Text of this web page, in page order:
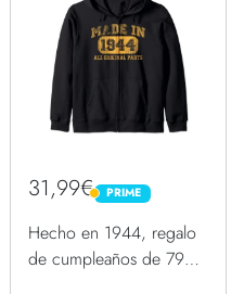
31,99€ PRIME
PRIME
Hecho en 1944, regalo
de cumpleaños de 79